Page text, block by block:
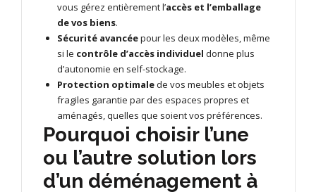
vous gérez entièrement l’accès et l’emballage
de vos biens.
Sécurité avancéepour les deux modèles, même
si le contrôle d’accès individuel donne plus
d’autonomie en self-stockage.
Protection optimalede vos meubles et objets
fragiles garantie par des espaces propres et
aménagés, quelles que soient vos préférences.
Pourquoi choisir l’une
ou l’autre solution lors
d’un déménagement à